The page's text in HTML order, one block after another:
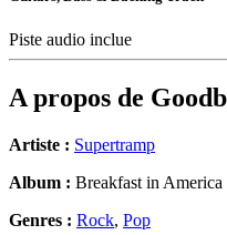
Piste audio inclue
A propos de
Artiste : Supertramp
Album : Breakfast in America
Genres : Rock, Pop